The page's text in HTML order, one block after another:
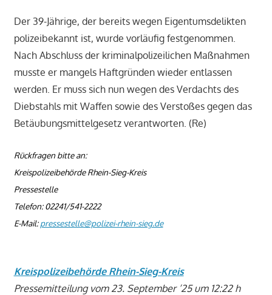
Der 39-Jährige, der bereits wegen Eigentumsdelikten
polizeibekannt ist, wurde vorläufig festgenommen.
Nach Abschluss der kriminalpolizeilichen Maßnahmen
musste er mangels Haftgründen wieder entlassen
werden. Er muss sich nun wegen des Verdachts des
Diebstahls mit Waffen sowie des Verstoßes gegen das
Betäubungsmittelgesetz verantworten. (Re)
Rückfragen bitte an:
Kreispolizeibehörde Rhein-Sieg-Kreis
Pressestelle
Telefon: 02241/541-2222
E-Mail:pressestelle@polizei-rhein-sieg.de
Kreispolizeibehörde Rhein-Sieg-Kreis
Pressemitteilung vom 23. September ’25 um 12:22 h